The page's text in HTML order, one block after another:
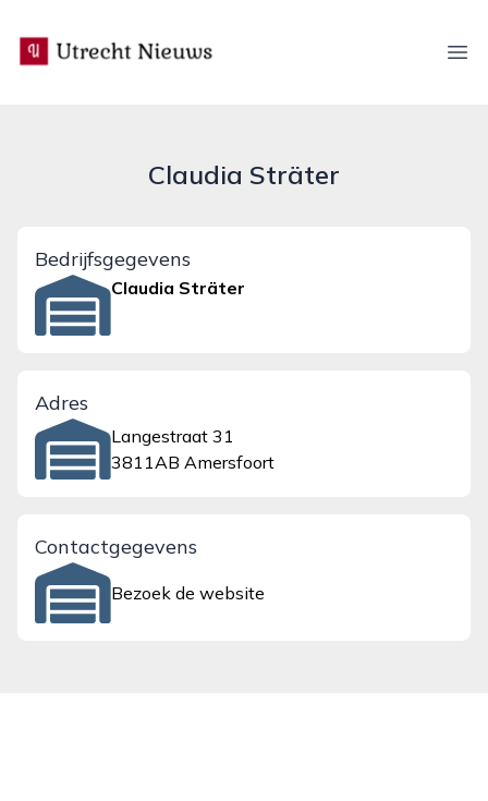
utrecht-nieuws.nl
Claudia Sträter
Bedrijfsgegevens
Claudia Sträter
Adres
Langestraat 31
3811AB Amersfoort
Contactgegevens
Bezoek de website